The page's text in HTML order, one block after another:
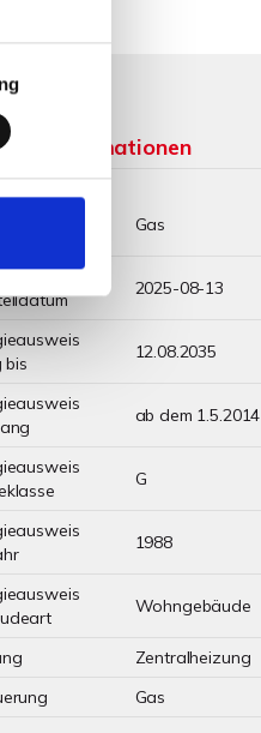
Informationen
Gas
2025-08-13
bis
12.08.2035
ab dem 1.5.2014
G
1988
Wohngebäude
Zentralheizung
Gas